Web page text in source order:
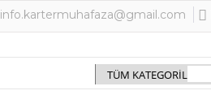
info.kartermuhafaza@gmail.com